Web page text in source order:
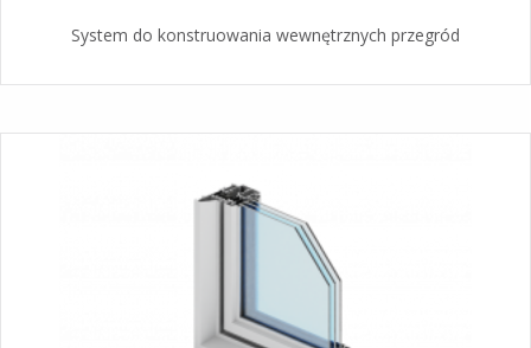
System do konstruowania wewnętrznych przegród